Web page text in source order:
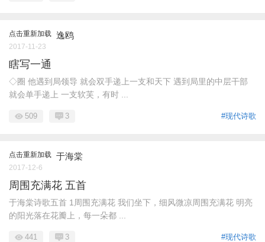
点击重新加载 逸鸥
2017-11-23
瞎写一通
◇圈 他遇到局领导 就会双手递上一支和天下 遇到局里的中层干部
就会单手递上 一支软芙，有时 ...
#现代诗歌
509 3
点击重新加载 于海棠
2017-12-6
周围充满花 五首
于海棠诗歌五首 1周围充满花 我们坐下，细风微凉周围充满花 明亮
的阳光落在花瓣上，每一朵都 ...
#现代诗歌
441 3